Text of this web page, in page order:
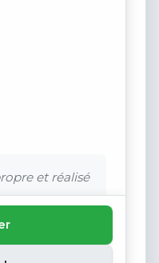
et réalisé